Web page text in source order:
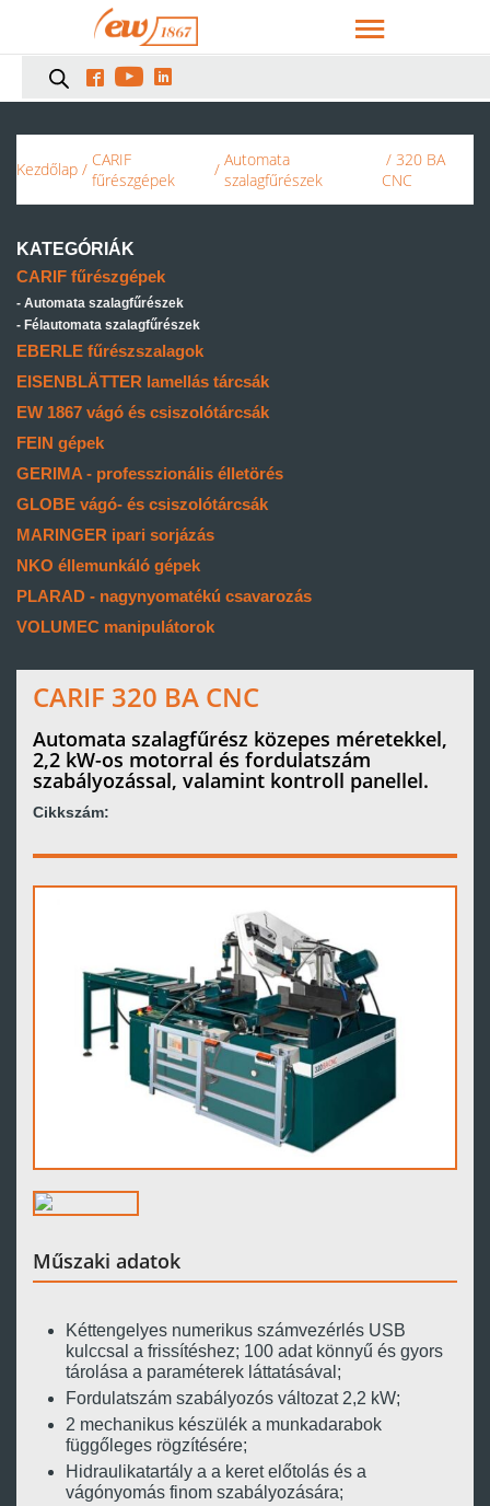
  
Kezdőlap / CARIF
fűrészgépek
/Automata
szalagfűrészek
/ 320 BA
CNC
KATEGÓRIÁK
CARIF fűrészgépek
Automata szalagfűrészek
Félautomata szalagfűrészek
EBERLE fűrészszalagok
EISENBLÄTTER lamellás tárcsák
EW 1867 vágó és csiszolótárcsák
FEIN gépek
GERIMA - professzionális élletörés
GLOBE vágó- és csiszolótárcsák
MARINGER ipari sorjázás
NKO éllemunkáló gépek
PLARAD - nagynyomatékú csavarozás
VOLUMEC manipulátorok
CARIF 320 BA CNC
Automata szalagfűrész közepes méretekkel,
2,2 kW-os motorral és fordulatszám
szabályozással, valamint kontroll panellel.
Cikkszám:
Műszaki adatok
Kéttengelyes numerikus számvezérlés USB
kulccsal a frissítéshez; 100 adat könnyű és gyors
tárolása a paraméterek láttatásával;
Fordulatszám szabályozós változat 2,2 kW;
2 mechanikus készülék a munkadarabok
függőleges rögzítésére;
Hidraulikatartály a a keret előtolás és a
vágónyomás finom szabályozására;